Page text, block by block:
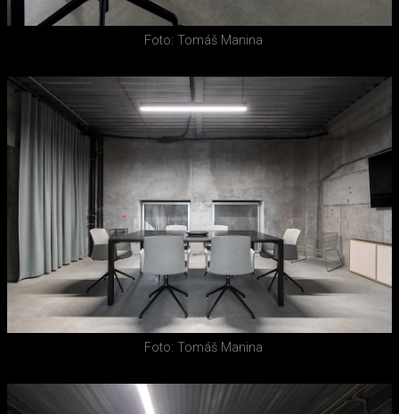
Foto: Tomáš Manina
Foto: Tomáš Manina